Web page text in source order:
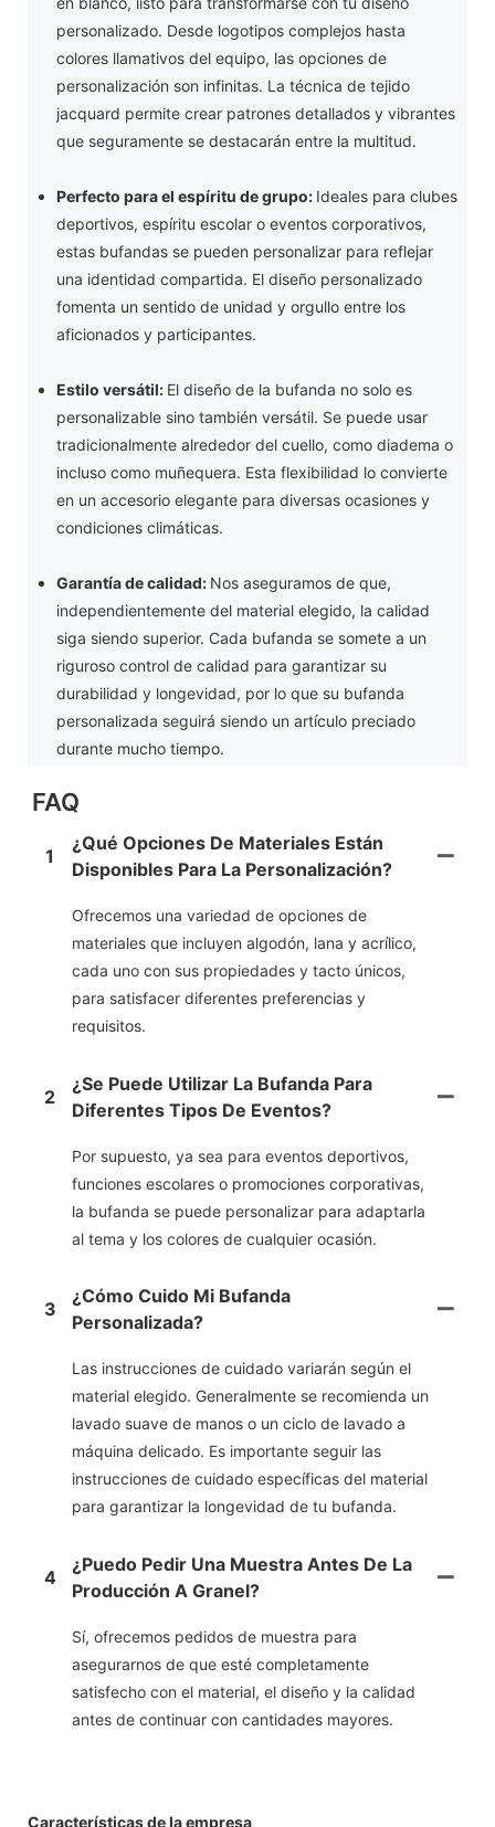
personalizado. Desde logotipos complejos hasta
colores llamativos del equipo, las opciones de
personalización son infinitas. La técnica de tejido
jacquard permite crear patrones detallados y vibrantes
que seguramente se destacarán entre la multitud.
Perfecto para el espíritu de grupo: Ideales para clubes
deportivos, espíritu escolar o eventos corporativos,
estas bufandas se pueden personalizar para reflejar
una identidad compartida. El diseño personalizado
fomenta un sentido de unidad y orgullo entre los
aficionados y participantes.
Estilo versátil: El diseño de la bufanda no solo es
personalizable sino también versátil. Se puede usar
tradicionalmente alrededor del cuello, como diadema o
incluso como muñequera. Esta flexibilidad lo convierte
en un accesorio elegante para diversas ocasiones y
condiciones climáticas.
Garantía de calidad: Nos aseguramos de que,
independientemente del material elegido, la calidad
siga siendo superior. Cada bufanda se somete a un
riguroso control de calidad para garantizar su
durabilidad y longevidad, por lo que su bufanda
personalizada seguirá siendo un artículo preciado
durante mucho tiempo.
FAQ
1
¿Qué Opciones De Materiales Están
Disponibles Para La Personalización?
Ofrecemos una variedad de opciones de
materiales que incluyen algodón, lana y acrílico,
cada uno con sus propiedades y tacto únicos,
para satisfacer diferentes preferencias y
requisitos.
2
¿Se Puede Utilizar La Bufanda Para
Diferentes Tipos De Eventos?
Por supuesto, ya sea para eventos deportivos,
funciones escolares o promociones corporativas,
la bufanda se puede personalizar para adaptarla
al tema y los colores de cualquier ocasión.
3
¿Cómo Cuido Mi Bufanda
Personalizada?
Las instrucciones de cuidado variarán según el
material elegido. Generalmente se recomienda un
lavado suave de manos o un ciclo de lavado a
máquina delicado. Es importante seguir las
instrucciones de cuidado específicas del material
para garantizar la longevidad de tu bufanda.
4
¿Puedo Pedir Una Muestra Antes De La
Producción A Granel?
Sí, ofrecemos pedidos de muestra para
asegurarnos de que esté completamente
satisfecho con el material, el diseño y la calidad
antes de continuar con cantidades mayores.
Características de la empresa